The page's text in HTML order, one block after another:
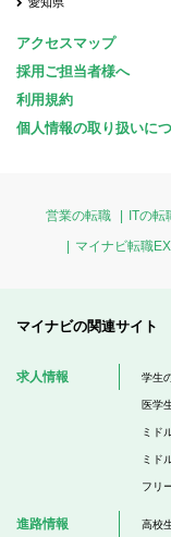
愛知県
アクセスマップ
採用ご担当者様へ
利用規約
個人情報の取り扱いに
営業の転職 ITの転
マイナビ転職
マイナビの関連サイト
求人情報 学生
医学
ミド
ミド
フリ
進路情報 高校